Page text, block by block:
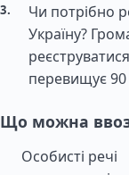
Чи потрібно
Україну?
перевищує 90
Що можна
Особисті речі